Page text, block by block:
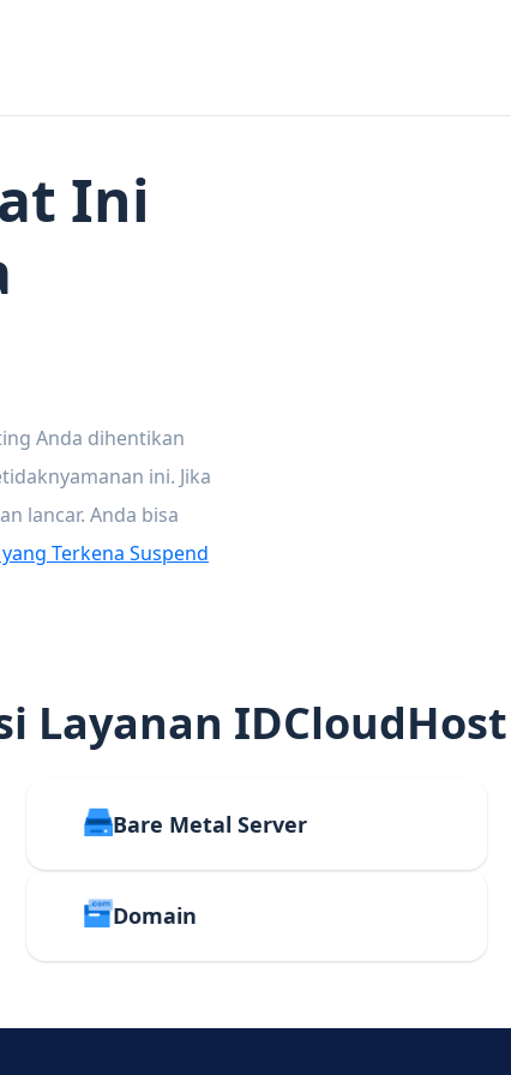
Ini
Anda dihentikan
ini. Jika
lancar. Anda bisa
Terkena Suspend
Layanan
Bare Metal Server
Domain